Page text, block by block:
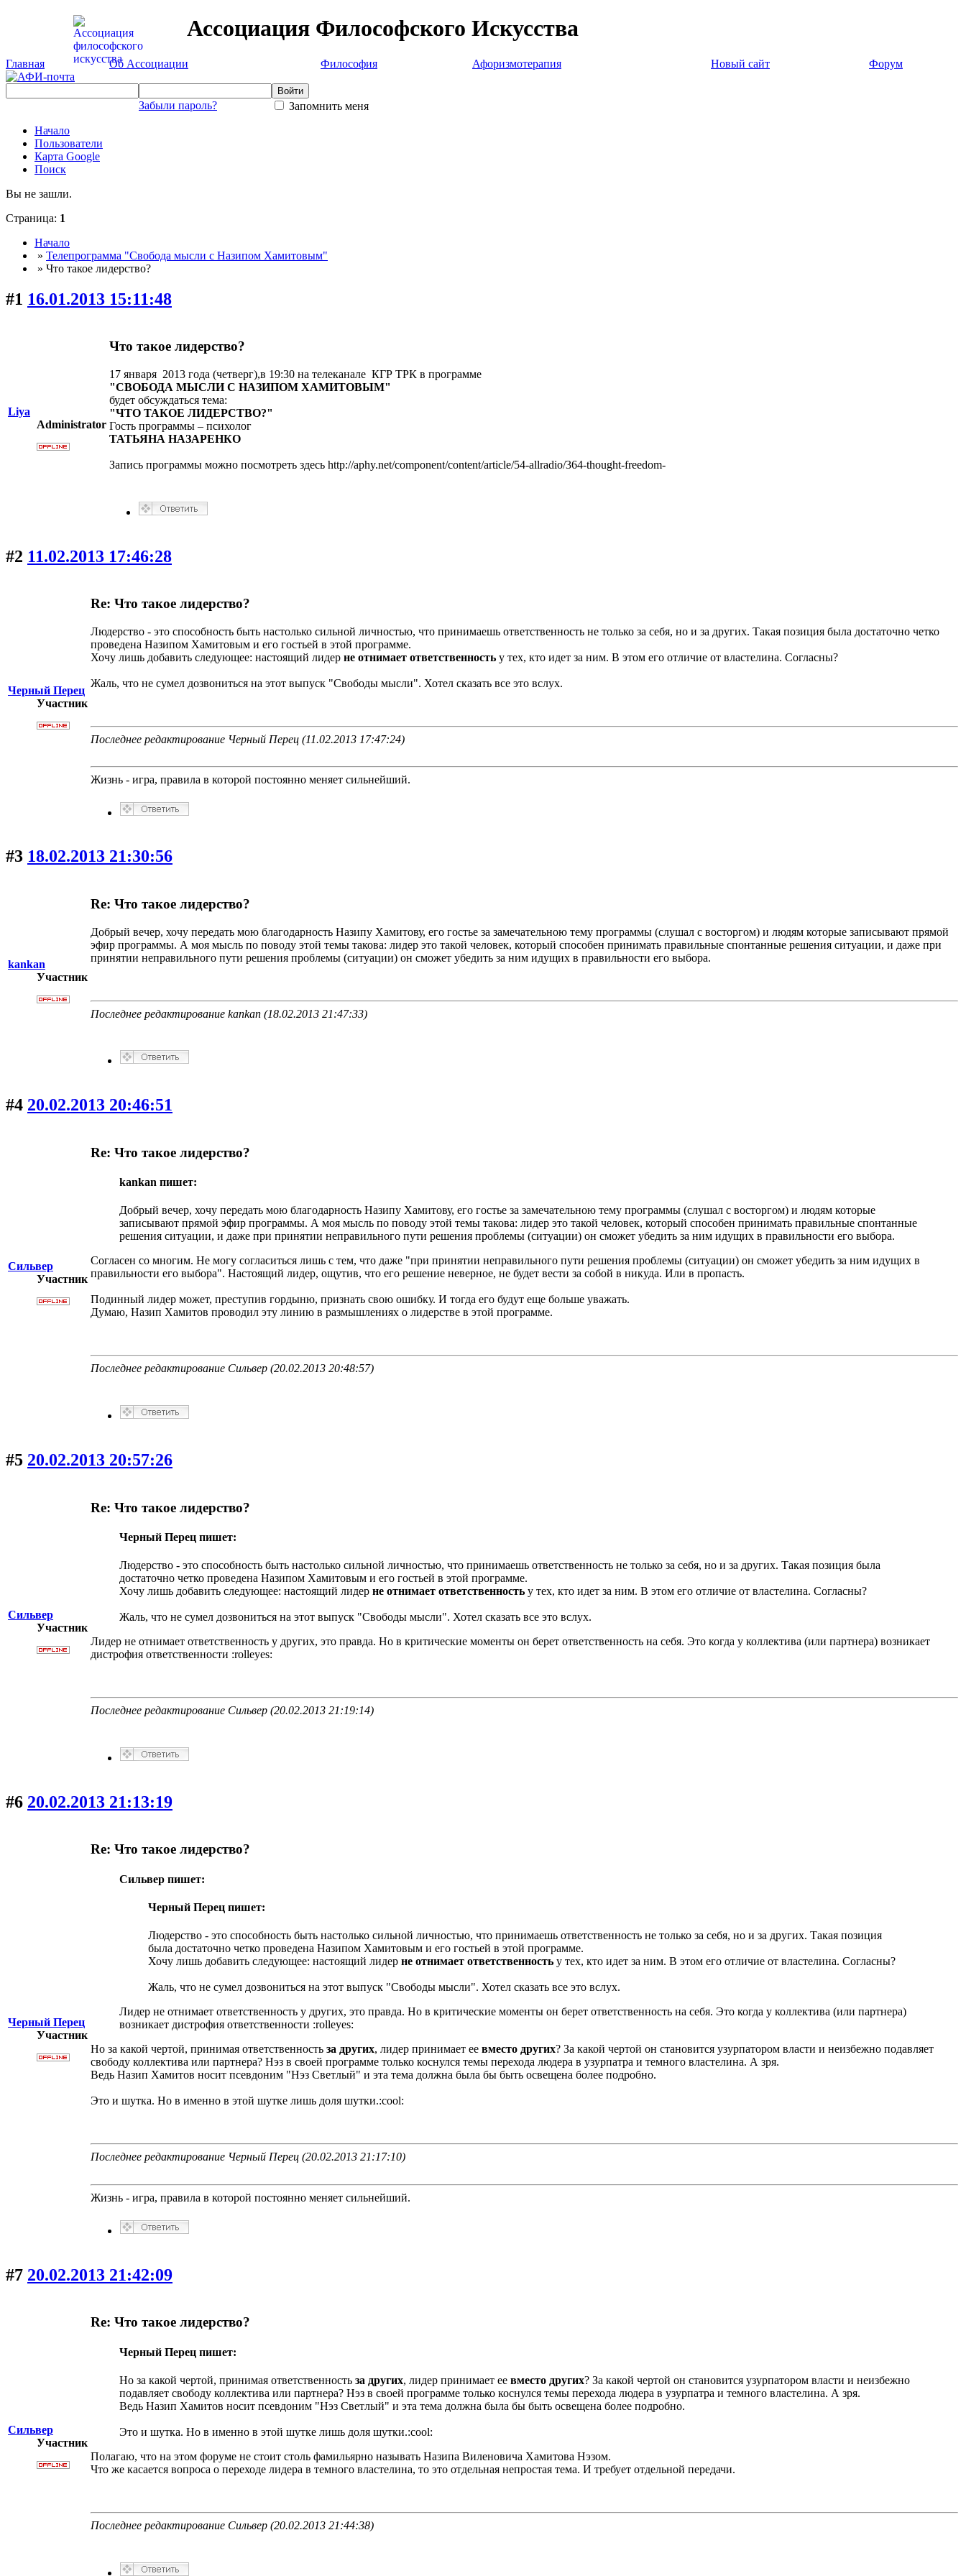
Ассоциация Философского Искусства
Главная Об Ассоциации Философия Афоризмотерапия Новый сайт Форум
Забыли пароль?
Запомнить меня
Начало
Пользователи
Карта Google
Поиск
Вы не зашли.
Страница: 1
Начало
» Телепрограмма "Свобода мысли с Назипом Хамитовым"
» Что такое лидерство?
#1 16.01.2013 15:11:48
Liya
Administrator
Что такое лидерство?
17 января 2013 года (четверг),в 19:30 на телеканале КГР ТРК в программе
"СВОБОДА МЫСЛИ С НАЗИПОМ ХАМИТОВЫМ"
будет обсуждаться тема:
"ЧТО ТАКОЕ ЛИДЕРСТВО?"
Гость программы – психолог
ТАТЬЯНА НАЗАРЕНКО
Запись программы можно посмотреть здесь http://aphy.net/component/content/article/54-allradio/364-thought-freedom-
#2 11.02.2013 17:46:28
Черный Перец
Участник
Re: Что такое лидерство?
Людерство - это способность быть настолько сильной личностью, что принимаешь ответственность не только за себя, но и за других. Такая позиция была достаточно четко
проведена Назипом Хамитовым и его гостьей в этой программе.
Хочу лишь добавить следующее: настоящий лидер не отнимает ответственность у тех, кто идет за ним. В этом его отличие от властелина. Согласны?
Жаль, что не сумел дозвониться на этот выпуск "Свободы мысли". Хотел сказать все это вслух.
Последнее редактирование Черный Перец (11.02.2013 17:47:24)
Жизнь - игра, правила в которой постоянно меняет сильнейший.
#3 18.02.2013 21:30:56
kankan
Участник
Re: Что такое лидерство?
Добрый вечер, хочу передать мою благодарность Назипу Хамитову, его гостье за замечательною тему программы (слушал с восторгом) и людям которые записывают прямой
эфир программы. А моя мысль по поводу этой темы такова: лидер это такой человек, который способен принимать правильные спонтанные решения ситуации, и даже при
принятии неправильного пути решения проблемы (ситуации) он сможет убедить за ним идущих в правильности его выбора.
Последнее редактирование kankan (18.02.2013 21:47:33)
#4 20.02.2013 20:46:51
Сильвер
Участник
Re: Что такое лидерство?
kankan пишет:
Добрый вечер, хочу передать мою благодарность Назипу Хамитову, его гостье за замечательною тему программы (слушал с восторгом) и людям которые
записывают прямой эфир программы. А моя мысль по поводу этой темы такова: лидер это такой человек, который способен принимать правильные спонтанные
решения ситуации, и даже при принятии неправильного пути решения проблемы (ситуации) он сможет убедить за ним идущих в правильности его выбора.
Согласен со многим. Не могу согласиться лишь с тем, что даже "при принятии неправильного пути решения проблемы (ситуации) он сможет убедить за ним идущих в
правильности его выбора". Настоящий лидер, ощутив, что его решение неверное, не будет вести за собой в никуда. Или в пропасть.
Подинный лидер может, преступив гордыню, признать свою ошибку. И тогда его будут еще больше уважать.
Думаю, Назип Хамитов проводил эту линию в размышлениях о лидерстве в этой программе.
Последнее редактирование Сильвер (20.02.2013 20:48:57)
#5 20.02.2013 20:57:26
Сильвер
Участник
Re: Что такое лидерство?
Черный Перец пишет:
Людерство - это способность быть настолько сильной личностью, что принимаешь ответственность не только за себя, но и за других. Такая позиция была
достаточно четко проведена Назипом Хамитовым и его гостьей в этой программе.
Хочу лишь добавить следующее: настоящий лидер не отнимает ответственность у тех, кто идет за ним. В этом его отличие от властелина. Согласны?
Жаль, что не сумел дозвониться на этот выпуск "Свободы мысли". Хотел сказать все это вслух.
Лидер не отнимает ответственность у других, это правда. Но в критические моменты он берет ответственность на себя. Это когда у коллектива (или партнера) возникает
дистрофия ответственности :rolleyes:
Последнее редактирование Сильвер (20.02.2013 21:19:14)
#6 20.02.2013 21:13:19
Черный Перец
Участник
Re: Что такое лидерство?
Сильвер пишет:
Черный Перец пишет:
Людерство - это способность быть настолько сильной личностью, что принимаешь ответственность не только за себя, но и за других. Такая позиция
была достаточно четко проведена Назипом Хамитовым и его гостьей в этой программе.
Хочу лишь добавить следующее: настоящий лидер не отнимает ответственность у тех, кто идет за ним. В этом его отличие от властелина. Согласны?
Жаль, что не сумел дозвониться на этот выпуск "Свободы мысли". Хотел сказать все это вслух.
Лидер не отнимает ответственность у других, это правда. Но в критические моменты он берет ответственность на себя. Это когда у коллектива (или партнера)
возникает дистрофия ответственности :rolleyes:
Но за какой чертой, принимая ответственность за других, лидер принимает ее вместо других? За какой чертой он становится узурпатором власти и неизбежно подавляет
свободу коллектива или партнера? Нэз в своей программе только коснулся темы перехода людера в узурпатра и темного властелина. А зря.
Ведь Назип Хамитов носит псевдоним "Нэз Светлый" и эта тема должна была бы быть освещена более подробно.
Это и шутка. Но в именно в этой шутке лишь доля шутки.:cool:
Последнее редактирование Черный Перец (20.02.2013 21:17:10)
Жизнь - игра, правила в которой постоянно меняет сильнейший.
#7 20.02.2013 21:42:09
Сильвер
Участник
Re: Что такое лидерство?
Черный Перец пишет:
Но за какой чертой, принимая ответственность за других, лидер принимает ее вместо других? За какой чертой он становится узурпатором власти и неизбежно
подавляет свободу коллектива или партнера? Нэз в своей программе только коснулся темы перехода людера в узурпатра и темного властелина. А зря.
Ведь Назип Хамитов носит псевдоним "Нэз Светлый" и эта тема должна была бы быть освещена более подробно.
Это и шутка. Но в именно в этой шутке лишь доля шутки.:cool:
Полагаю, что на этом форуме не стоит столь фамильярно называть Назипа Виленовича Хамитова Нэзом.
Что же касается вопроса о переходе лидера в темного властелина, то это отдельная непростая тема. И требует отдельной передачи.
Последнее редактирование Сильвер (20.02.2013 21:44:38)